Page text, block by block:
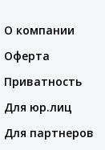
О компании
Оферта
Приватность
Для юр.лиц
Для партнеров